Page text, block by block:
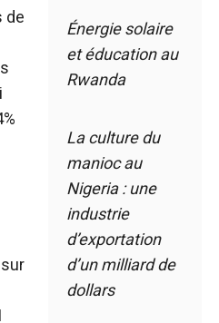
de
Énergie solaire
et éducation au
Rwanda
La culture du
manioc au
Nigeria : une
industrie
d’exportation
d’un milliard de
dollars